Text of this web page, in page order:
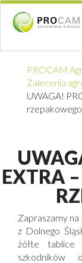
PROCAM
Zalecenia
UWAGA!
EXTRA
Zapraszamy
z Dolnego
żółte
szkodników